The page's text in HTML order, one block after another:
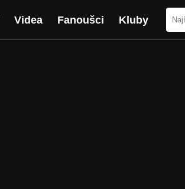
Videa Fanoušci Kluby